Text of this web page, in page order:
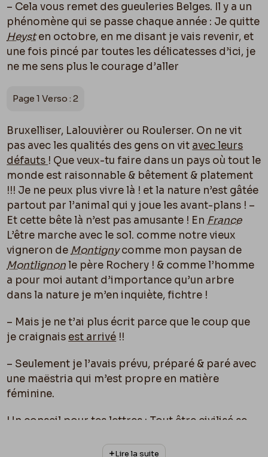
– Cela vous remet des gueuleries Belges. Il y a un
phénomène qui se passe chaque année : Je quitte
Heysten octobre, en me disant je vais revenir, et
une fois pincé par toutes les délicatesses d’ici, je
ne me sens plus le courage d’aller
Page 1 Verso : 2
Bruxelliser, Lalouvièrer ou Roulerser. On ne vit
pas avec les qualités des gens on vit avec leurs
défauts ! Que veux-tu faire dans un pays où tout le
monde est raisonnable & bêtement & platement
!!! Je ne peux plus vivre là ! et la nature n’est gâtée
partout par l’animal qui y joue les avant-plans ! –
Et cette bête là n’est pas amusante ! EnFrance
L’être marche avec le sol. comme notre vieux
vigneron deMontignycomme mon paysan de
Montlignonle père Rochery ! & comme l’homme
a pour moi autant d’importance qu’un arbre
dans la nature je m’en inquiète, fichtre !
– Mais je ne t’ai plus écrit parce que le coup que
je craignais est arrivé !!
– Seulement je l’avais prévu, préparé & paré avec
une maëstria qui m’est propre en matière
féminine.
Un conseil pour tes lettres : Tout être civilisé se
qui s’intéresse à vous. C’est très simple : on écrit
Lire la suite